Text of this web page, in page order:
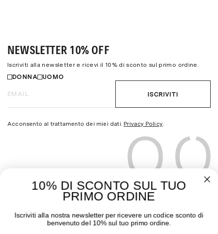
NEWSLETTER 10% OFF
Iscriviti alla newsletter e ricevi il 10% di sconto sul primo ordine.
DONNA
UOMO
ISCRIVITI
Acconsento al trattamento dei miei dati. Privacy Policy.
THE MOODER GUIDA ALL’ACQUISTO
Pagamenti
10% DI SCONTO SUL TUO
PRIMO ORDINE
Iscriviti alla nostra newsletter per ricevere un codice sconto di
benvenuto del 10% sul tuo primo ordine.